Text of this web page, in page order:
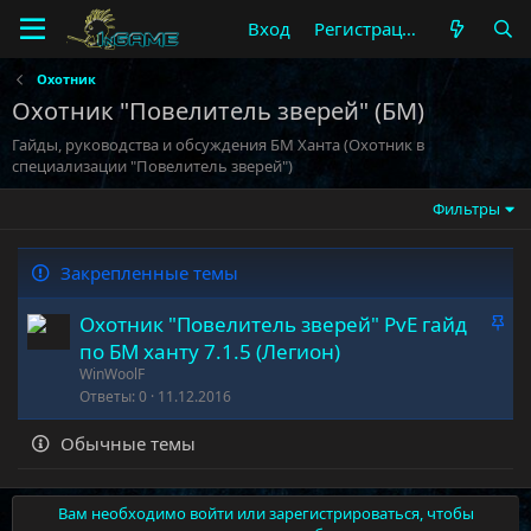
Вход Регистрация
Охотник
Охотник "Повелитель зверей" (БМ)
Гайды, руководства и обсуждения БМ Ханта (Охотник в
специализации "Повелитель зверей")
Фильтры
Закрепленные темы
З
е
е
Охотник "Повелитель зверей" PvE гайд
по БМ ханту 7.1.5 (Легион)
WinWoolF
Ответы 0 11.12.2016
Обычные темы
Вам необходимо войти или зарегистрироваться, чтобы